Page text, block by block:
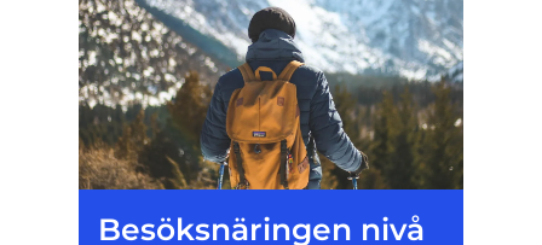
Besöksnäringen nivå